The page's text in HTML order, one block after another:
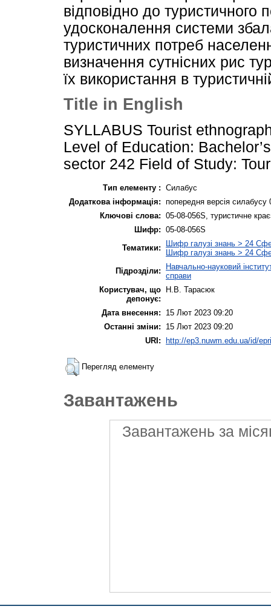
відповідно до туристичного
удосконалення системи
туристичних потреб
визначення сутнісних рис
їх використання в
Title in English
SYLLABUS Tourist
Level of Education:
sector 242 Field of Study:
Тип елементу : Силабус
Додаткова інформація: попередня версія силабусу
Ключові слова: 05-08-056S, туристичне
Шифр: 05-08-056S
Тематики:
Шифр галузі знань > 24
Шифр галузі знань > 24
Підрозділи:
Навчально-науковий
справи
Користувач, що
депонує:
Н.В. Тарасюк
Дата внесення:
15 Лют 2023 09:20
Останні зміни:
15 Лют 2023 09:20
URI:
http://ep3.nuwm.edu.ua/id/
Перегляд елементу
Завантажень
Завантажень за